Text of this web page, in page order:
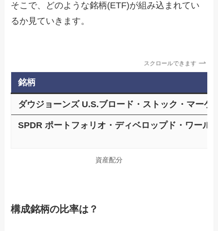
そこで、どのような銘柄(ETF)が組み込まれてい
るか見ていきます。
スクロールできます
銘柄
ダウジョーンズ U.S.ブロード・ストック・マーケ
SPDR ポートフォリオ・ディベロップド・ワール
資産配分
構成銘柄の比率は？